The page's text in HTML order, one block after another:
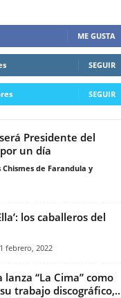
ME GUSTA
SEGUIR
SEGUIR
Presidente del
un día
de Farandula y
los caballeros del
febrero, 2022
lanza “La Cima” como
trabajo